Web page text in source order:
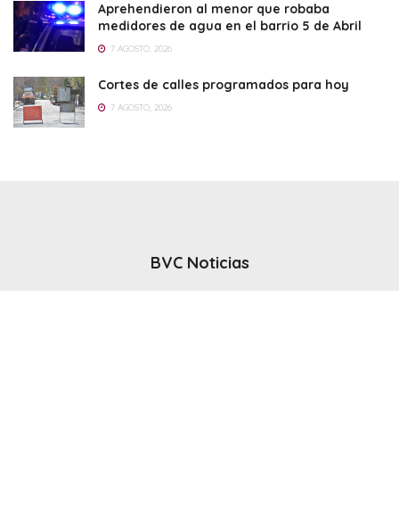
Aprehendieron al menor que robaba
medidores de agua en el barrio 5 de Abril
7 AGOSTO, 2026
Cortes de calles programados para hoy
7 AGOSTO, 2026
BVC Noticias